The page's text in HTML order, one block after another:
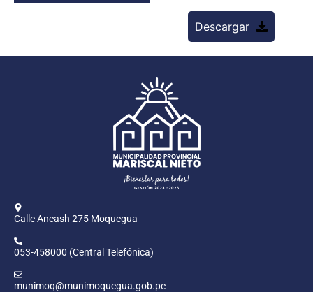
Descargar
Calle Ancash 275 Moquegua
053-458000 (Central Telefónica)
munimoq@munimoquegua.gob.pe